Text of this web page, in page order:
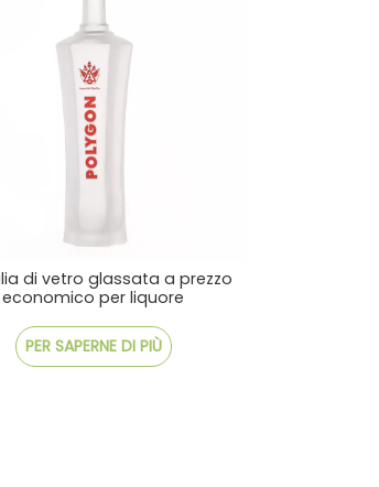
di vetro glassata a prezzo
economico per liquore
PER SAPERNE DI PIÙ